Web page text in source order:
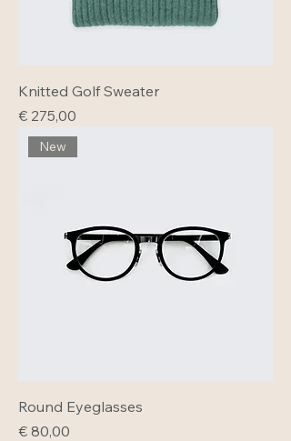
Knitted Golf Sweater
Prijs
€ 275,00
New
Round Eyeglasses
Prijs
€ 80,00